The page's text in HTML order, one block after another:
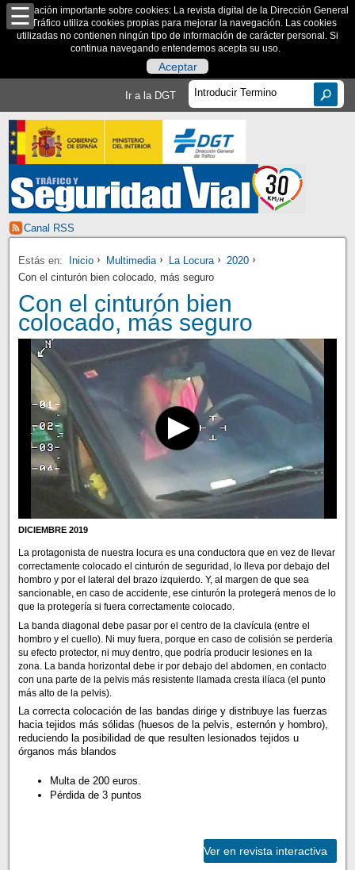
Información importante sobre cookies: La revista digital de la Dirección General
de Tráfico utiliza cookies propias para mejorar la navegación. Las cookies
utilizadas no contienen ningún tipo de información de carácter personal. Si
continua navegando entendemos acepta su uso.
Aceptar
Ir a la DGT
Canal RSS
Estás en: Inicio Multimedia La Locura
2020
Con el cinturón bien colocado, más seguro
Con el cinturón bien
colocado, más seguro
DICIEMBRE 2019
La protagonista de nuestra locura es una conductora que en vez de llevar
correctamente colocado el cinturón de seguridad, lo lleva por debajo del
hombro y por el lateral del brazo izquierdo. Y, al margen de que sea
sancionable, en caso de accidente, ese cinturón la protegerá menos de lo
que la protegería si fuera correctamente colocado.
La banda diagonal debe pasar por el centro de la clavícula (entre el
hombro y el cuello). Ni muy fuera, porque en caso de colisión se perdería
su efecto protector, ni muy dentro, que podría producir lesiones en la
zona. La banda horizontal debe ir por debajo del abdomen, en contacto
con una parte de la pelvis más resistente llamada cresta ilíaca (el punto
más alto de la pelvis).
La correcta colocación de las bandas dirige y distribuye las fuerzas
hacia tejidos más sólidas (huesos de la pelvis, esternón y hombro),
reduciendo la posibilidad de que resulten lesionados tejidos u
órganos más blandos
Multa de 200 euros.
Pérdida de 3 puntos
Ver en revista interactiva